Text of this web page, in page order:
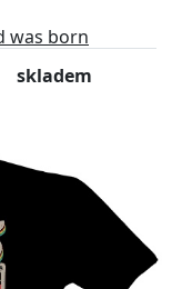
was born
skladem